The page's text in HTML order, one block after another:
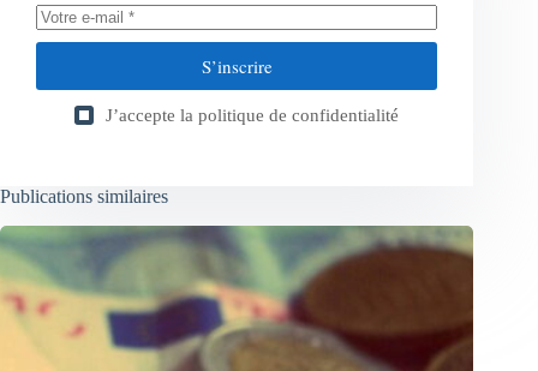
S’inscrire
J’accepte la politique de confidentialité
Publications similaires